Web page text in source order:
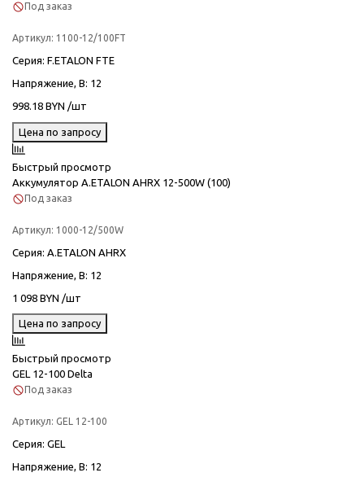
Под заказ
Артикул: 1100-12/100FT
Серия: F.ETALON FTE
Напряжение, В: 12
998.18 BYN /шт
Цена по запросу
Быстрый просмотр
Аккумулятор A.ETALON AHRX 12-500W (100)
Под заказ
Артикул: 1000-12/500W
Серия: A.ETALON AHRX
Напряжение, В: 12
1 098 BYN /шт
Цена по запросу
Быстрый просмотр
GEL 12-100 Delta
Под заказ
Артикул: GEL 12-100
Серия: GEL
Напряжение, В: 12